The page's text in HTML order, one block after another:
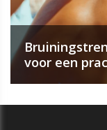
voor een